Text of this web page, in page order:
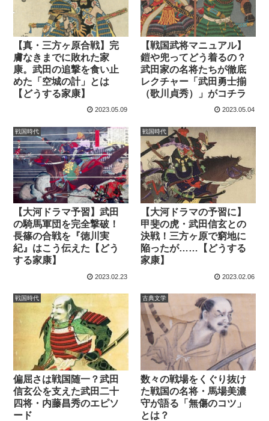
【真・三方ヶ原合戦】完
膚なきまでに敗れた家
康。武田の追撃を食い止
めた「空城の計」とは
【どうする家康】
2023.05.09
【戦国武将マニュアル】
鎧や兜ってどう着るの？
武田家の名将たちが徹底
レクチャー「武田勇士揃
（歌川貞秀）」がコチラ
2023.05.04
戦国時代
【大河ドラマ予習】武田
の騎馬軍団を完全撃破！
長篠の合戦を『徳川実
紀』はこう伝えた【どう
する家康】
2023.02.23
戦国時代
【大河ドラマの予習に】
甲斐の虎・武田信玄との
決戦！三方ヶ原で窮地に
陥ったが……【どうする
家康】
2023.02.06
戦国時代
偏屈さは戦国随一？武田
信玄公を支えた武田二十
四将・内藤昌秀のエピソ
ード
古典文学
数々の戦場をくぐり抜け
た戦国の名将・馬場美濃
守が語る「無傷のコツ」
とは？